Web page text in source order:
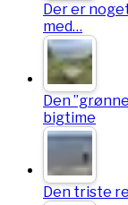
Der er
med…
Den
bigtime
Den triste